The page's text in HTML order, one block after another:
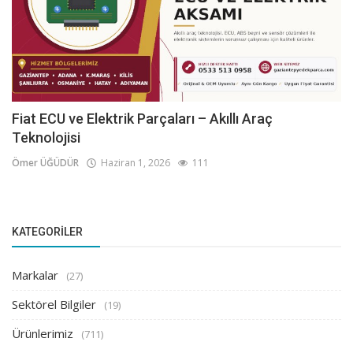
Fiat ECU ve Elektrik Parçaları – Akıllı Araç
Teknolojisi
Ömer ÜĞÜDÜR Haziran 1, 2026 111
KATEGORILER
Markalar (27)
Sektörel Bilgiler (19)
Ürünlerimiz (711)